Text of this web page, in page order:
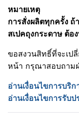
หมายเหตุ
การสั่งผลิตทุกครั้ง ถ้
สเปคถุงกระดาษ ต้อ
ขอสงวนสิทธิ์ที่จะเป
หน้า กรุณาสอบถาม
อ่านเงื่อนไขการบริก
อ่านเงื่อนไขการรับป